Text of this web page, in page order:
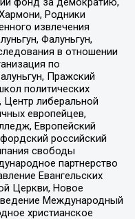
Родники
извлечения
Фалуньгун,
в отношении
по
Пражский
политических
Центр либеральной
европейцев,
Европейский
российский
свободы
партнерство
Евангельских
Церкви, Новое
Международный
христианское